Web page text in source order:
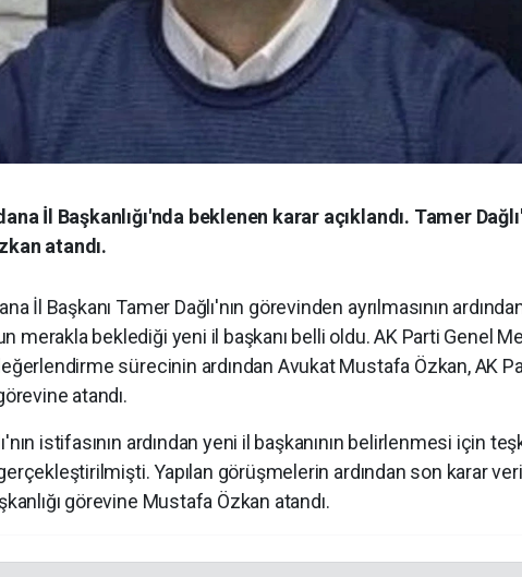
İl Başkanlığı'nda beklenen karar açıklandı. Tamer
atandı.
İl Başkanı Tamer Dağlı'nın görevinden ayrılmasının
merakla beklediği yeni il başkanı belli oldu. AK Parti Genel
sürecinin ardından Avukat Mustafa Özkan, AK
atandı.
istifasının ardından yeni il başkanının belirlenmesi için
Yapılan görüşmelerin ardından son karar
görevine Mustafa Özkan atandı.